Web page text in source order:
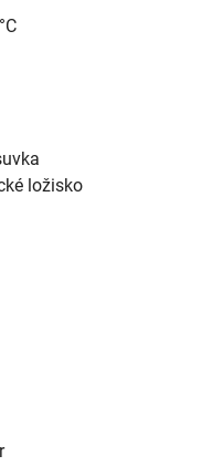
ložisko